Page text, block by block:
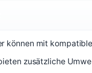
können mit
zusätzliche